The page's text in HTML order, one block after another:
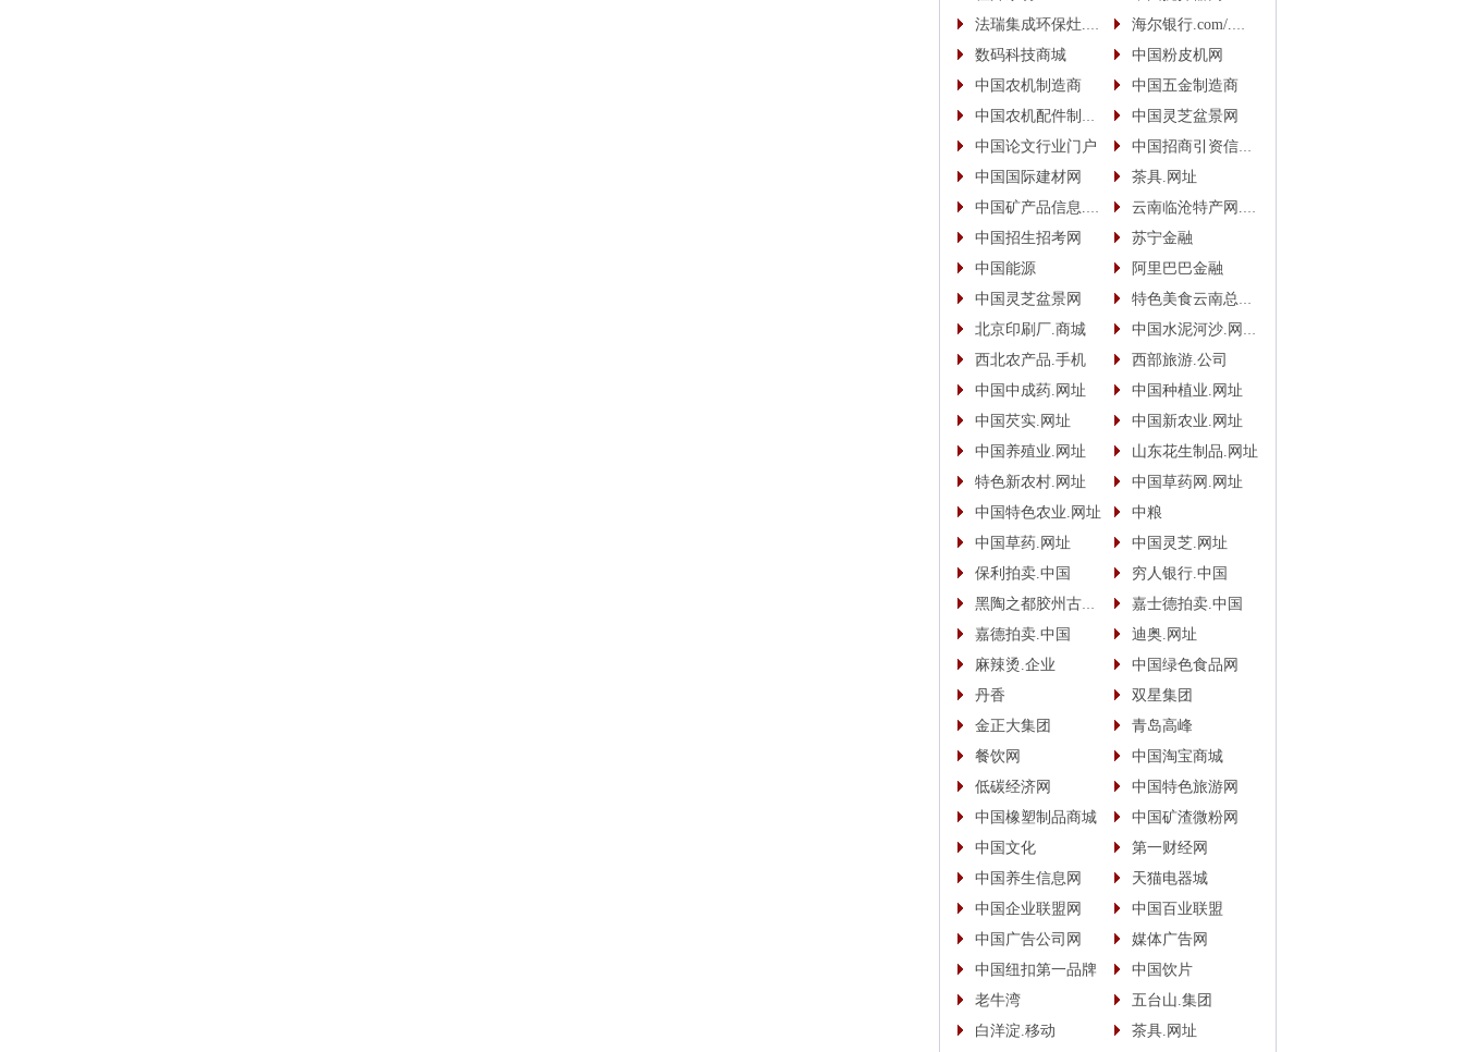
法瑞集成环保灶.中国
海尔银行.com/.中国
数码科技商城
中国粉皮机网
中国农机制造商
中国五金制造商
中国农机配件制造商
中国灵芝盆景网
中国论文行业门户
中国招商引资信息网
中国国际建材网
茶具.网址
中国矿产品信息.网址
云南临沧特产网.网址
中国招生招考网
苏宁金融
中国能源
阿里巴巴金融
中国灵芝盆景网
特色美食云南总代.商城
北京印刷厂.商城
中国水泥河沙.网址(.手机)
西北农产品.手机
西部旅游.公司
中国中成药.网址
中国种植业.网址
中国芡实.网址
中国新农业.网址
中国养殖业.网址
山东花生制品.网址
特色新农村.网址
中国草药网.网址
中国特色农业.网址
中粮
中国草药.网址
中国灵芝.网址
保利拍卖.中国
穷人银行.中国
黑陶之都胶州古酿.中国
嘉士德拍卖.中国
嘉德拍卖.中国
迪奥.网址
麻辣烫.企业
中国绿色食品网
丹香
双星集团
金正大集团
青岛高峰
餐饮网
中国淘宝商城
低碳经济网
中国特色旅游网
中国橡塑制品商城
中国矿渣微粉网
中国文化
第一财经网
中国养生信息网
天猫电器城
中国企业联盟网
中国百业联盟
中国广告公司网
媒体广告网
中国纽扣第一品牌
中国饮片
老牛湾
五台山.集团
白洋淀.移动
茶具.网址